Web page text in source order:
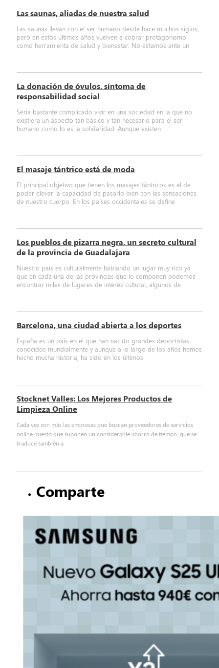
Las saunas, aliadas de nuestra salud
Las saunas llevan con el ser humano desde hace muchos siglos,
pero en estos últimos años vuelven a cobrar protagonismo
como herramienta de salud y bienestar. No estamos ante un
La donación de óvulos, síntoma de
responsabilidad social
Sería bastante complicado vivir en una sociedad en la que no
existiera un aspecto tan básico y tan necesario para el ser
humano como lo es la solidaridad. Aunque existen
El masaje tántrico está de moda
El principal objetivo que tienen los masajes tántricos es el de
poder elevar la capacidad de pasarlo bien con las sensaciones
de nuestro cuerpo. En los países occidentales se define
Los pueblos de pizarra negra, un secreto cultural
de la provincia de Guadalajara
Nuestro país es culturalmente hablando un lugar muy rico ya
que en cada una de las provincias que lo componen podemos
encontrar miles de lugares de interés cultural, algunos de
Barcelona, una ciudad abierta a los deportes
España es un país en el que han nacido grandes deportistas
conocidos mundialmente y aunque a lo largo de los años hemos
hecho mucha historia, ha sido en los últimos
Stocknet Valles: Los Mejores Productos de
Limpieza Online
Cada vez son más las empresas que buscan proveedores de servicios
online puesto que suponen un considerable ahorro de tiempo, que se
traduce también a
Comparte